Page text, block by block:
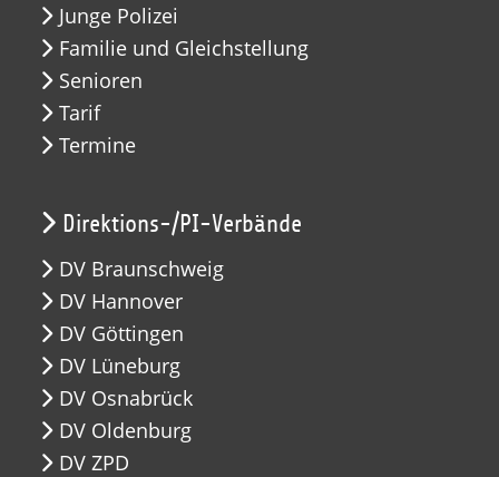
Junge Polizei
Familie und Gleichstellung
Senioren
Tarif
Termine
Direktions-/PI-Verbände
DV Braunschweig
DV Hannover
DV Göttingen
DV Lüneburg
DV Osnabrück
DV Oldenburg
DV ZPD